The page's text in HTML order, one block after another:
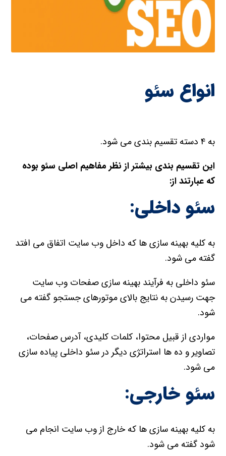
انواع سئو
به ۴ دسته تقسیم بندی می شود.
این تقسیم بندی بیشتر از نظر مفاهیم اصلی سئو بوده
که عبارتند از:
سئو داخلی:
به کلیه بهینه سازی ها که داخل وب سایت اتفاق می افتد
گفته می شود.
سئو داخلی به فرآیند بهینه سازی صفحات وب سایت
جهت رسیدن به نتایج بالای موتورهای جستجو گفته می
شود.
مواردی از قبیل محتوا، کلمات کلیدی، آدرس صفحات،
تصاویر و ده ها استراتژی دیگر در سئو داخلی پیاده سازی
می شود.
سئو خارجی:
به کلیه بهینه سازی ها که خارج از وب سایت انجام می
شود گفته می شود.